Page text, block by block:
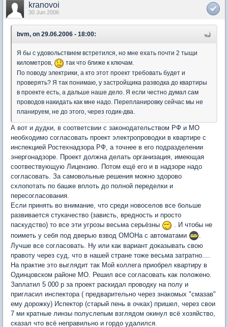
kranovoi
30 Jun 2006
bvm, on 29.06.2006 - 18:00:
Я бы с удовольствием встретился, но мне ехать почти 2 тыщи
километров,
так что ближе к ключам.
По поводу электрики, а кто этот проект требовать будет и
проверять? Я так понимаю, у застройщика разводка до квартиры
в проекте есть, а дальше наше дело. Я если честно думал сам
проводов накидать как мне надо. Перепланировку сейчас мы не
планируем, не до этого, через годик-два.
А вот и дудки, в соответсвии с законодательством РФ и МО
необходимо согласовать проект электропроводки в квартире с
инспекцией Ростехнадзора РФ, а точнее в его подразделении
энергонадзоре. Проект должна делать организация, имеющая
соотвествующую Лицензию. Потом ещё его и в надзоре надо
согласовать. За самовольные решения можно здорово
схлопотать по башке вплоть до полной переделки и
пересогласования.
Если принять во внимание, что среди новоселов все больше
развивается стукачество (зависть, вредность и просто
паскудство) то все эти угрозы весьма серьёзны
. И чтобы не
поиметь у себя под дверью взвод ОМОНа с автоматами
Лучше все согласовать. Ну или как вариант доказывать свою
правоту через суд, что в нашей стране тоже весьма затратно....
На практие это выглядит так Мой коллега приобрел квартиру в
Одинцовском районе МО. Решил все согласовать как положено.
Заплатил 5 000 р за проект раскидал проводку на полу и
пригласил инспектора ( предварительно через знакомых "смазав"
ему дорожку) Испектор (старый пень в очках) пришел, через свои
7 ми кратные линзы полуслепым взглядом окинул всё хозяйство,
сказал что всё неправильно и гордо удалился.